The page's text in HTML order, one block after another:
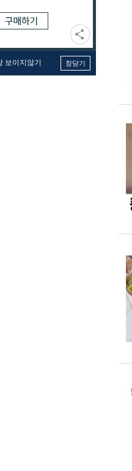
보이지않기 창닫기